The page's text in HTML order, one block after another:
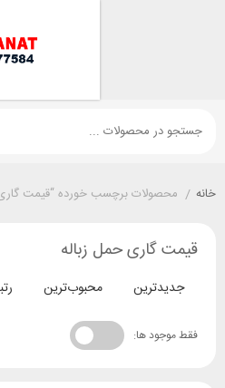
برچسب خورده “قیمت گاری حمل زباله”
حمل زباله
محبوب‌ترین رتبه بندی
ها: